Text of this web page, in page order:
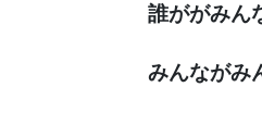
誰ががみん
みんながみ